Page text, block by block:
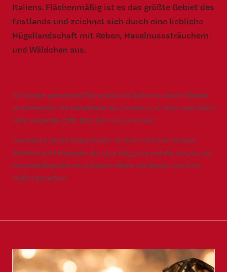
Italiens. Flächenmäßig ist es das größte Gebiet des
Festlands und zeichnet sich durch eine liebliche
Hügellandschaft mit Reben, Haselnusssträuchern
und Wäldchen aus.
Im Norden grenzt das Piemont an die Schweiz und im Westen
an Frankreich. Die Hauptstadt des Piemonts ist Turin. Hier laden
viele bekannte Caffè Bars zum verweilen ein.
Touristisch ist die Region noch nicht so stark erschlossen.
Berühmt sind hingegen der Lago Maggiore und die Langhe, wo
Gourmet Begeisterte exklusive Weine wie Barolo und feine
Trüffel genießen.